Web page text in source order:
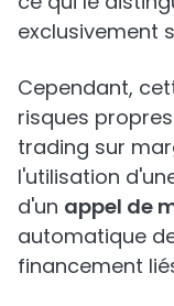
exclusivement
Cependant,
risques
trading sur
l'utilisation
d'un appel de
automatique
financement